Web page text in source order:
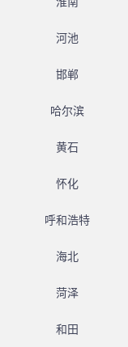
河池
邯郸
哈尔滨
黄石
怀化
呼和浩特
海北
菏泽
和田